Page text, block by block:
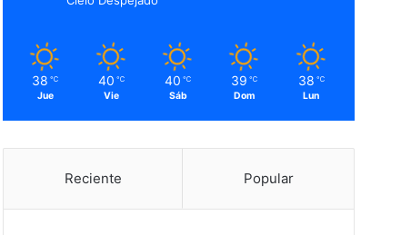
38 ℃
Jue
40 ℃
Vie
40 ℃
Sáb
39 ℃
Dom
38 ℃
Lun
Reciente Popular